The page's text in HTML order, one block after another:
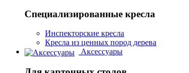
Специализированные кресла
Инспекторские кресла
Кресла из ценных пород дерева
Аксессуары